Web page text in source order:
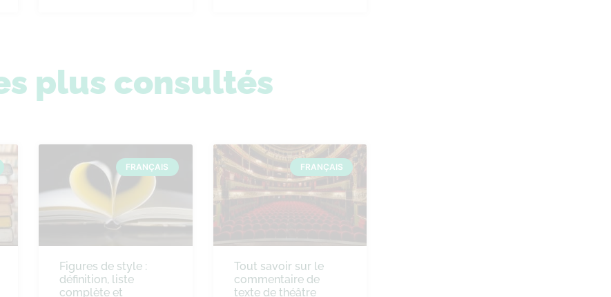
plus consultés
FRANÇAIS
Figures de style :
définition, liste
complète et
FRANÇAIS
Tout savoir sur le
commentaire de
texte de théâtre